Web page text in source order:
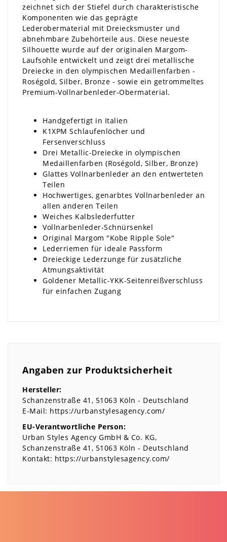
zeichnet sich der Stiefel durch charakteristische
Komponenten wie das geprägte
Lederobermaterial mit Dreiecksmuster und
abnehmbare Zubehörteile aus. Diese neueste
Silhouette wurde auf der originalen Margom-
Laufsohle entwickelt und zeigt drei metallische
Dreiecke in den olympischen Medaillenfarben -
Roségold, Silber, Bronze - sowie ein getrommeltes
Premium-Vollnarbenleder-Obermaterial.
Handgefertigt in Italien
K1XPM Schlaufenlöcher und
Fersenverschluss
Drei Metallic-Dreiecke in olympischen
Medaillenfarben (Roségold, Silber, Bronze)
Glattes Vollnarbenleder an den entwerteten
Teilen
Hochwertiges, genarbtes Vollnarbenleder an
allen anderen Teilen
Weiches Kalbslederfutter
Vollnarbenleder-Schnürsenkel
Original Margom "Kobe Ripple Sole"
Lederriemen für ideale Passform
Dreieckige Lederzunge für zusätzliche
Atmungsaktivität
Goldener Metallic-YKK-Seitenreißverschluss
für einfachen Zugang
Angaben zur Produktsicherheit
Hersteller:
Schanzenstraße 41 51063 Köln
Deutschland
E-Mail: https://urbanstylesagency.com/
EU-Verantwortliche Person:
Urban Styles Agency GmbH & Co. KG
Schanzenstraße 41 51063 Köln
Deutschland
Kontakt: https://urbanstylesagency.com/